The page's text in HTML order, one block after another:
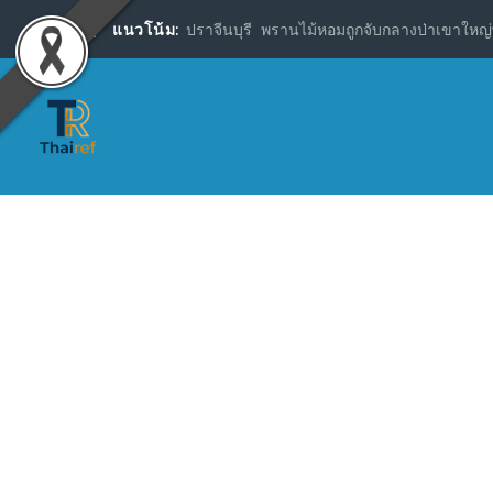
แนวโน้ม: ปราจีนบุรี พรานไม้หอมถูกจับกลางป่าเขาให